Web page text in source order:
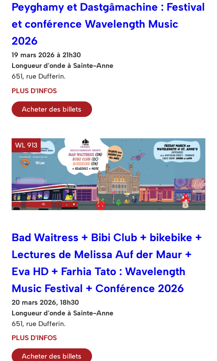
Peyghamy et Dastgâmachine : Festival
et conférence Wavelength Music
2026
19 mars 2026 à 21h30
Longueur d'onde à Sainte-Anne
651, rue Dufferin.
PLUS D'INFOS
Acheter des billets
WL 913
Bad Waitress + Bibi Club + bikebike +
Lectures de Melissa Auf der Maur +
Eva HD + Farhia Tato : Wavelength
Music Festival + Conférence 2026
20 mars 2026, 18h30
Longueur d'onde à Sainte-Anne
651, rue Dufferin.
PLUS D'INFOS
Acheter des billets